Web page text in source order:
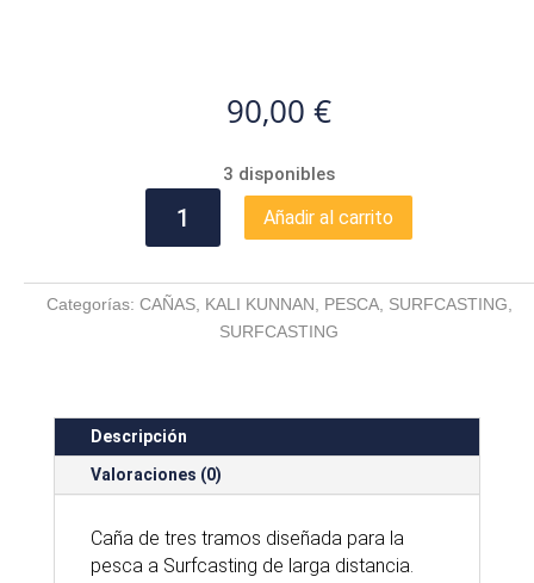
90,00 €
3 disponibles
KUNNAN
SURF
cantidad
Añadir al carrito
Categorías: CAÑAS, KALI KUNNAN, PESCA, SURFCASTING,
SURFCASTING
Descripción
Valoraciones (0)
Caña de tres tramos diseñada para la
pesca a Surfcasting de larga distancia.